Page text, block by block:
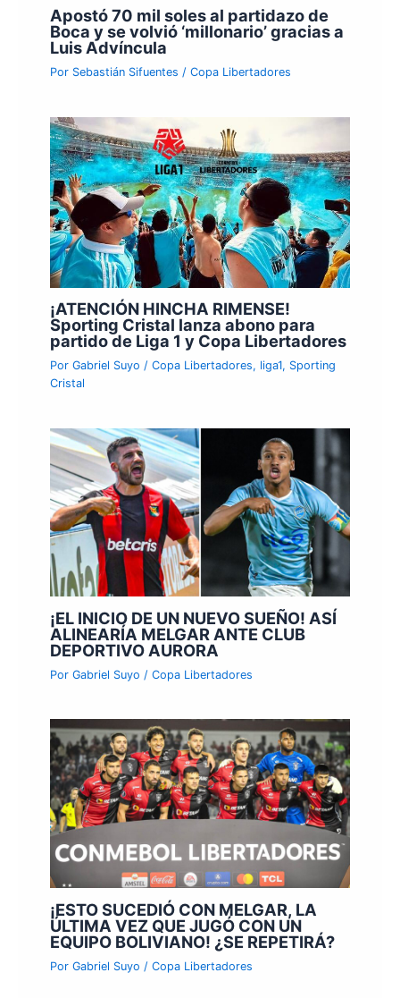
Apostó 70 mil soles al partidazo de
Boca y se volvió ‘millonario’ gracias a
Luis Advíncula
Por Sebastián Sifuentes/Copa Libertadores
¡ATENCIÓN HINCHA RIMENSE!
Sporting Cristal lanza abono para
partido de Liga 1 y Copa Libertadores
PorGabriel Suyo/Copa Libertadores, liga1, Sporting
Cristal
¡EL INICIO DE UN NUEVO SUEÑO! ASÍ
ALINEARÍA MELGAR ANTE CLUB
DEPORTIVO AURORA
PorGabriel Suyo /Copa Libertadores
¡ESTO SUCEDIÓ CON MELGAR, LA
ÚLTIMA VEZ QUE JUGÓ CON UN
EQUIPO BOLIVIANO! ¿SE REPETIRÁ?
PorGabriel Suyo /Copa Libertadores